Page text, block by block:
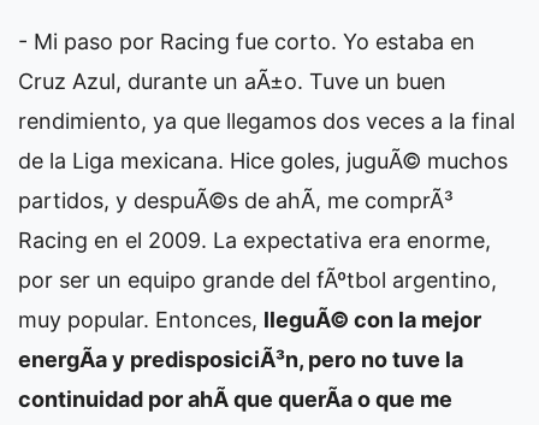
- Mi paso por Racing fue corto. Yo estaba en
Cruz Azul, durante un aÃ±o. Tuve un buen
rendimiento, ya que llegamos dos veces a la final
de la Liga mexicana. Hice goles, juguÃ© muchos
partidos, y despuÃ©s de ahÃ­, me comprÃ³
Racing en el 2009. La expectativa era enorme,
por ser un equipo grande del fÃºtbol argentino,
muy popular. Entonces, lleguÃ© con la mejor
energÃ­a y predisposiciÃ³n, pero no tuve la
continuidad por ahÃ­ que querÃ­a o que me